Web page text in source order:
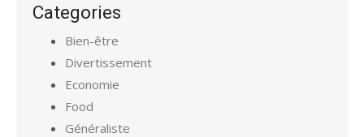
Categories
Bien-être
Divertissement
Economie
Food
Généraliste